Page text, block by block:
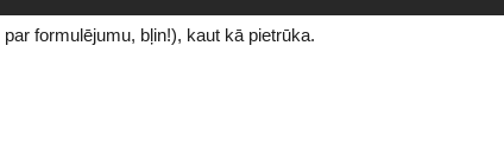
formulējumu, bļin!), kaut kā pietrūka.